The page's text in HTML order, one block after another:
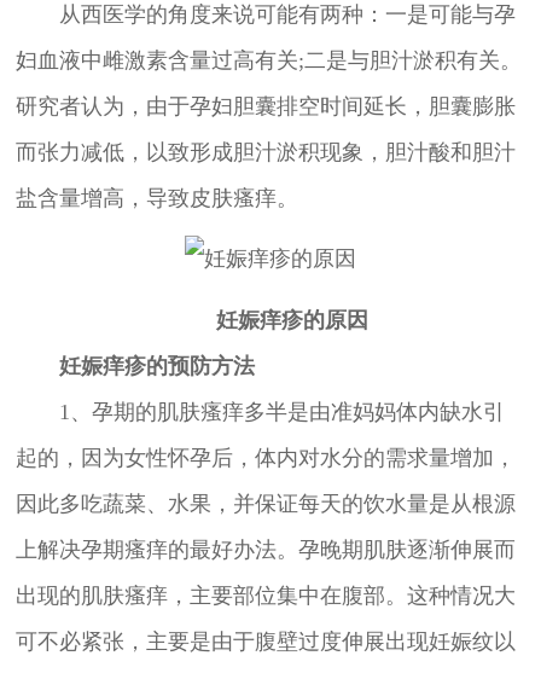
从西医学的角度来说可能有两种：一是可能与孕
妇血液中雌激素含量过高有关;二是与胆汁淤积有关。
研究者认为，由于孕妇胆囊排空时间延长，胆囊膨胀
而张力减低，以致形成胆汁淤积现象，胆汁酸和胆汁
盐含量增高，导致皮肤瘙痒。
妊娠痒疹的原因
妊娠痒疹的预防方法
1、孕期的肌肤瘙痒多半是由准妈妈体内缺水引
起的，因为女性怀孕后，体内对水分的需求量增加，
因此多吃蔬菜、水果，并保证每天的饮水量是从根源
上解决孕期瘙痒的最好办法。孕晚期肌肤逐渐伸展而
出现的肌肤瘙痒，主要部位集中在腹部。这种情况大
可不必紧张，主要是由于腹壁过度伸展出现妊娠纹以